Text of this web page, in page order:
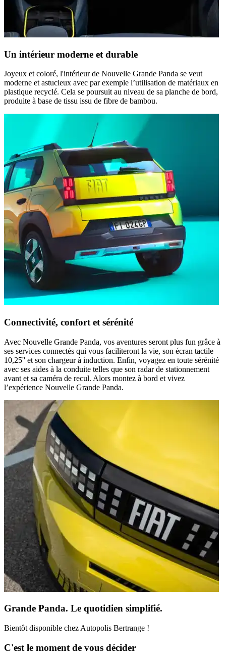
Un intérieur moderne et durable
Joyeux et coloré, l'intérieur de Nouvelle Grande Panda se veut
moderne et astucieux avec par exemple l’utilisation de matériaux en
plastique recyclé. Cela se poursuit au niveau de sa planche de bord,
produite à base de tissu issu de fibre de bambou.
Connectivité, confort et sérénité
Avec Nouvelle Grande Panda, vos aventures seront plus fun grâce à
ses services connectés qui vous faciliteront la vie, son écran tactile
10,25'' et son chargeur à induction. Enfin, voyagez en toute sérénité
avec ses aides à la conduite telles que son radar de stationnement
avant et sa caméra de recul. Alors montez à bord et vivez
l’expérience Nouvelle Grande Panda.
Grande Panda. Le quotidien simplifié.
Bientôt disponible chez Autopolis Bertrange !
C'est le moment de vous décider